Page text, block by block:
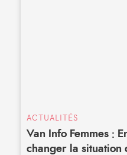
ACTUALITÉS
Van Info Femmes :
changer la situation